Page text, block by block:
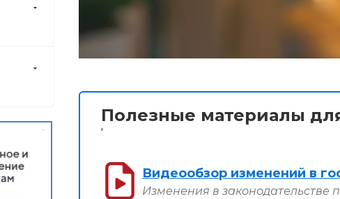
Полезные материалы
'
Видеообзор изменений в
Изменения в законодательстве